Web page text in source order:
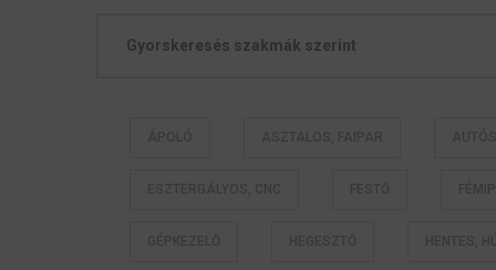
Gyorskeresés szakmák szerint